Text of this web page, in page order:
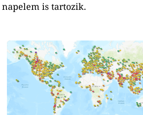
napelem is tartozik.